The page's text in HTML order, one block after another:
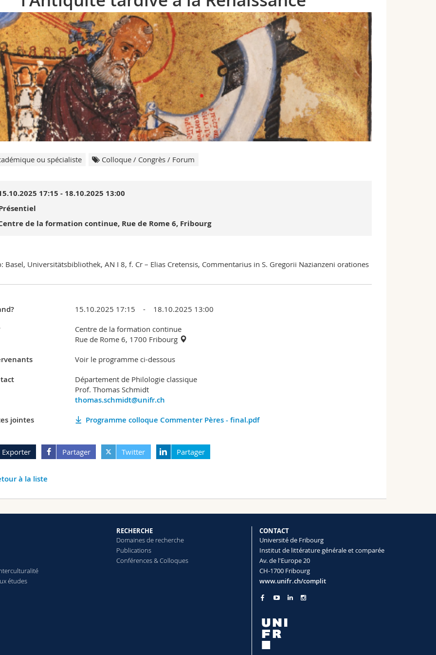
ou spécialiste Colloque / Congrès / Forum
17:15 - 18.10.2025 13:00
de la formation continue, Rue de Rome 6, Fribourg
Basel, Universitätsbibliothek, AN I 8, f. Cr – Elias Cretensis, Commentarius in S. Gregorii Nazianzeni orationes
15.10.2025 17:15 - 18.10.2025 13:00
Centre de la formation continue
Rue de Rome 6, 1700 Fribourg
Voir le programme ci-dessous
Département de Philologie classique
Prof. Thomas Schmidt
thomas.schmidt@unifr.ch
jointes
Programme colloque Commenter Pères - final.pdf
Exporter Partager Twitter Partager
à la liste
études
RECHERCHE
Domaines de recherche
Publications
Conférences & Colloques
CONTACT
Université de Fribourg
Institut de littérature générale et comparée
Av. de l'Europe 20
CH-1700 Fribourg
www.unifr.ch/complit